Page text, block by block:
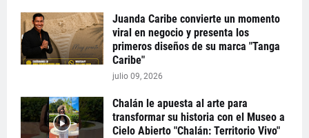
Juanda Caribe convierte un momento
viral en negocio y presenta los
primeros diseños de su marca "Tanga
Caribe"
julio 09, 2026
Chalán le apuesta al arte para
transformar su historia con el Museo a
Cielo Abierto "Chalán: Territorio Vivo"